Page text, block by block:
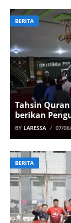
BERITA
Tahsin
berikan
BY LARESSA 07/
BERITA